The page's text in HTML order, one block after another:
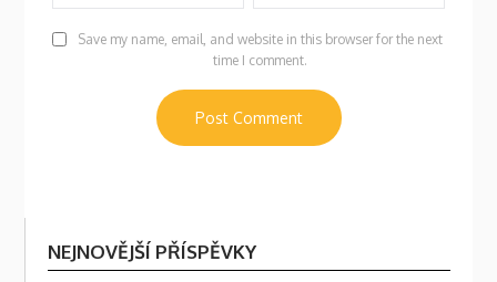
Save my name, email, and website in this browser for the next
time I comment.
NEJNOVĚJŠÍ PŘÍSPĚVKY